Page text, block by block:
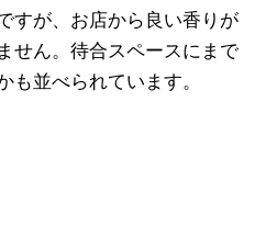
すが、お店から良い香りが
せん。待合スペースにまで
も並べられています。